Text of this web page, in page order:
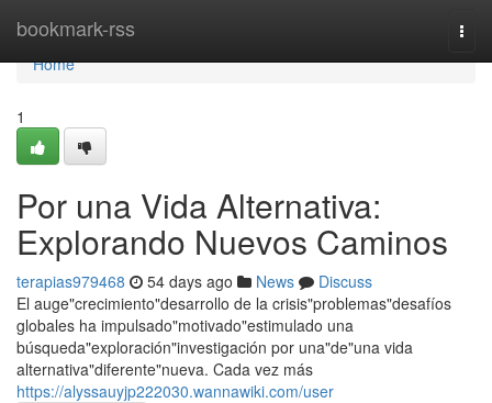
bookmark-rss
Home
Home
1
Por una Vida Alternativa:
Explorando Nuevos Caminos
terapias979468 54 days ago News
Discuss
El auge"crecimiento"desarrollo de la crisis"problemas"desafíos
globales ha impulsado"motivado"estimulado una
búsqueda"exploración"investigación por una"de"una vida
alternativa"diferente"nueva. Cada vez más
https://alyssauyjp222030.wannawiki.com/user